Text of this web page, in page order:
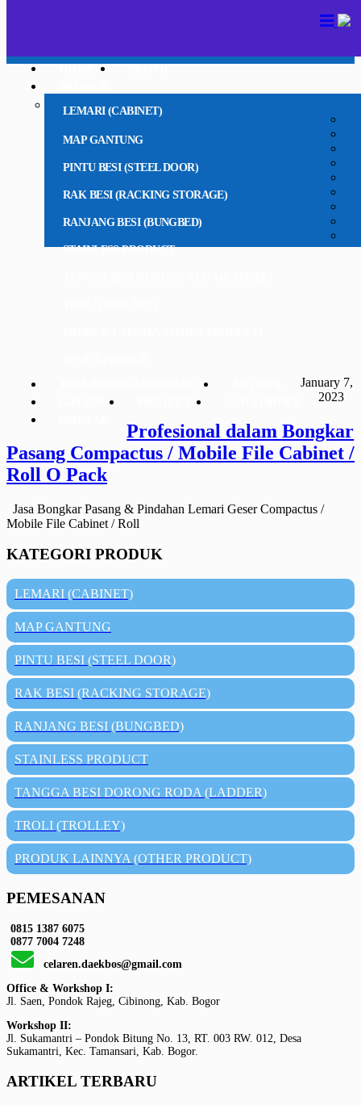
LEMARI (CABINET)
MAP GANTUNG
PINTU BESI (STEEL DOOR)
RAK BESI (RACKING STORAGE)
RANJANG BESI (BUNGBED)
STAINLESS PRODUCT
January 7,
2023
Profesional dalam Bongkar
Pasang Compactus / Mobile File Cabinet /
Roll O Pack
Jasa Bongkar Pasang & Pindahan Lemari Geser Compactus /
Mobile File Cabinet / Roll
KATEGORI PRODUK
LEMARI (CABINET)
MAP GANTUNG
PINTU BESI (STEEL DOOR)
RAK BESI (RACKING STORAGE)
RANJANG BESI (BUNGBED)
STAINLESS PRODUCT
TANGGA BESI DORONG RODA (LADDER)
TROLI (TROLLEY)
PRODUK LAINNYA (OTHER PRODUCT)
PEMESANAN
0815 1387 6075
0877 7004 7248
celaren.daekbos@gmail.com
Office & Workshop I:
Jl. Saen, Pondok Rajeg, Cibinong, Kab. Bogor
Workshop II:
Jl. Sukamantri – Pondok Bitung No. 13, RT. 003 RW. 012, Desa
Sukamantri, Kec. Tamansari, Kab. Bogor.
ARTIKEL TERBARU